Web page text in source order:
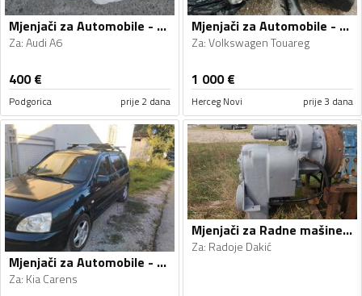
Mjenjači za Automobile - Audi - A6 - 2010
Za:Audi A6
400€
Podgorica prije 2 dana
Mjenjači za Automobile - Volkswagen - Touareg - 2008
Za:Volkswagen Touareg
1 000€
Herceg Novi prije 3 dana
Mjenjači za Automobile - Kia - Carens - 2005
Za: Kia Carens
Mjenjači za Radne mašine - Radoje Dakić, Clark - 1990, 1990
Za: Radoje Dakić